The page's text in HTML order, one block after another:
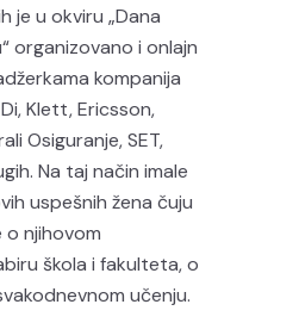
je u okviru „Dana
organizovano i onlajn
kompanija
Klett, Ericsson,
Osiguranje, SET,
Na taj način imale
uspešnih žena čuju
njihovom
škola i fakulteta, o
učenju.